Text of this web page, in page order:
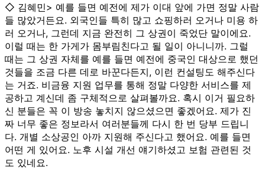
◇ 김혜민> 예를 들면 예전에 제가 이대 앞에 가면 정말 사람
들 많았거든요. 외국인들 특히 많고 쇼핑하러 오거나 미용 하
러 오거나, 그런데 지금 완전히 그 상권이 죽었단 말이에요.
이럴 때는 한 가게가 몸부림친다고 될 일이 아니니까. 그럴
때는 그 상권 자체를 예를 들면 예전에 중국인 대상으로 했던
것들을 조금 다른 데로 바꾼다든지, 이런 컨설팅도 해주신다
는 거죠. 비금융 지원 업무를 통해 정말 다양한 서비스를 제
공하고 계신데 좀 구체적으로 살펴볼까요. 혹시 이거 필요하
신 분들은 꼭 이 방송 놓치지 않으셨으면 좋겠어요. 제가 진
짜 너무 좋은 정보라서 여러분들께 다시 한 번 당부 드립니
다. 개별 소상공인 아까 지원해 주신다고 했어요. 예를 들면
어떤 게 있어요. 노후 시설 개선 얘기하셨고 보험 관련된 것
도 있네요.